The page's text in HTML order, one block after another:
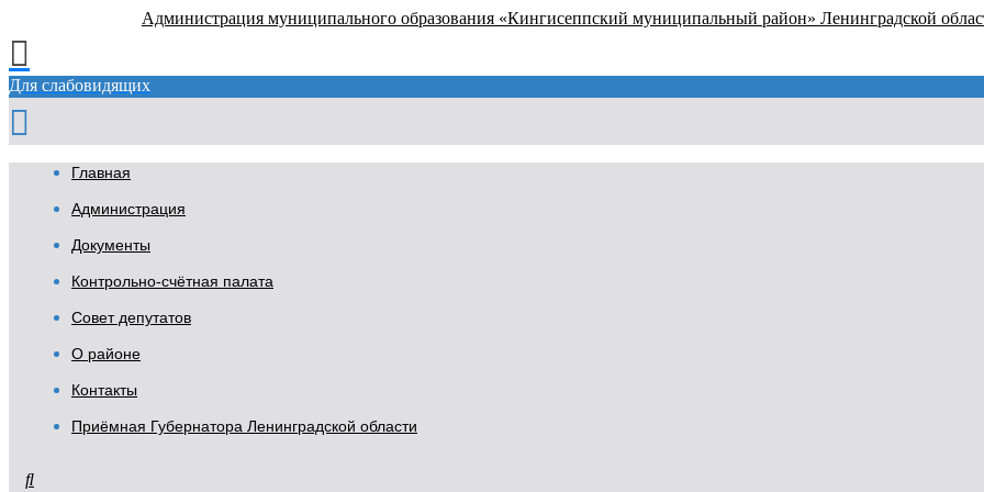
Администрация муниципального образования «Кингисеппский муниципальный район» Ленинградской
Для слабовидящих
Главная
Администрация
Документы
Контрольно-счётная палата
Совет депутатов
О районе
Контакты
Приёмная Губернатора Ленинградской области